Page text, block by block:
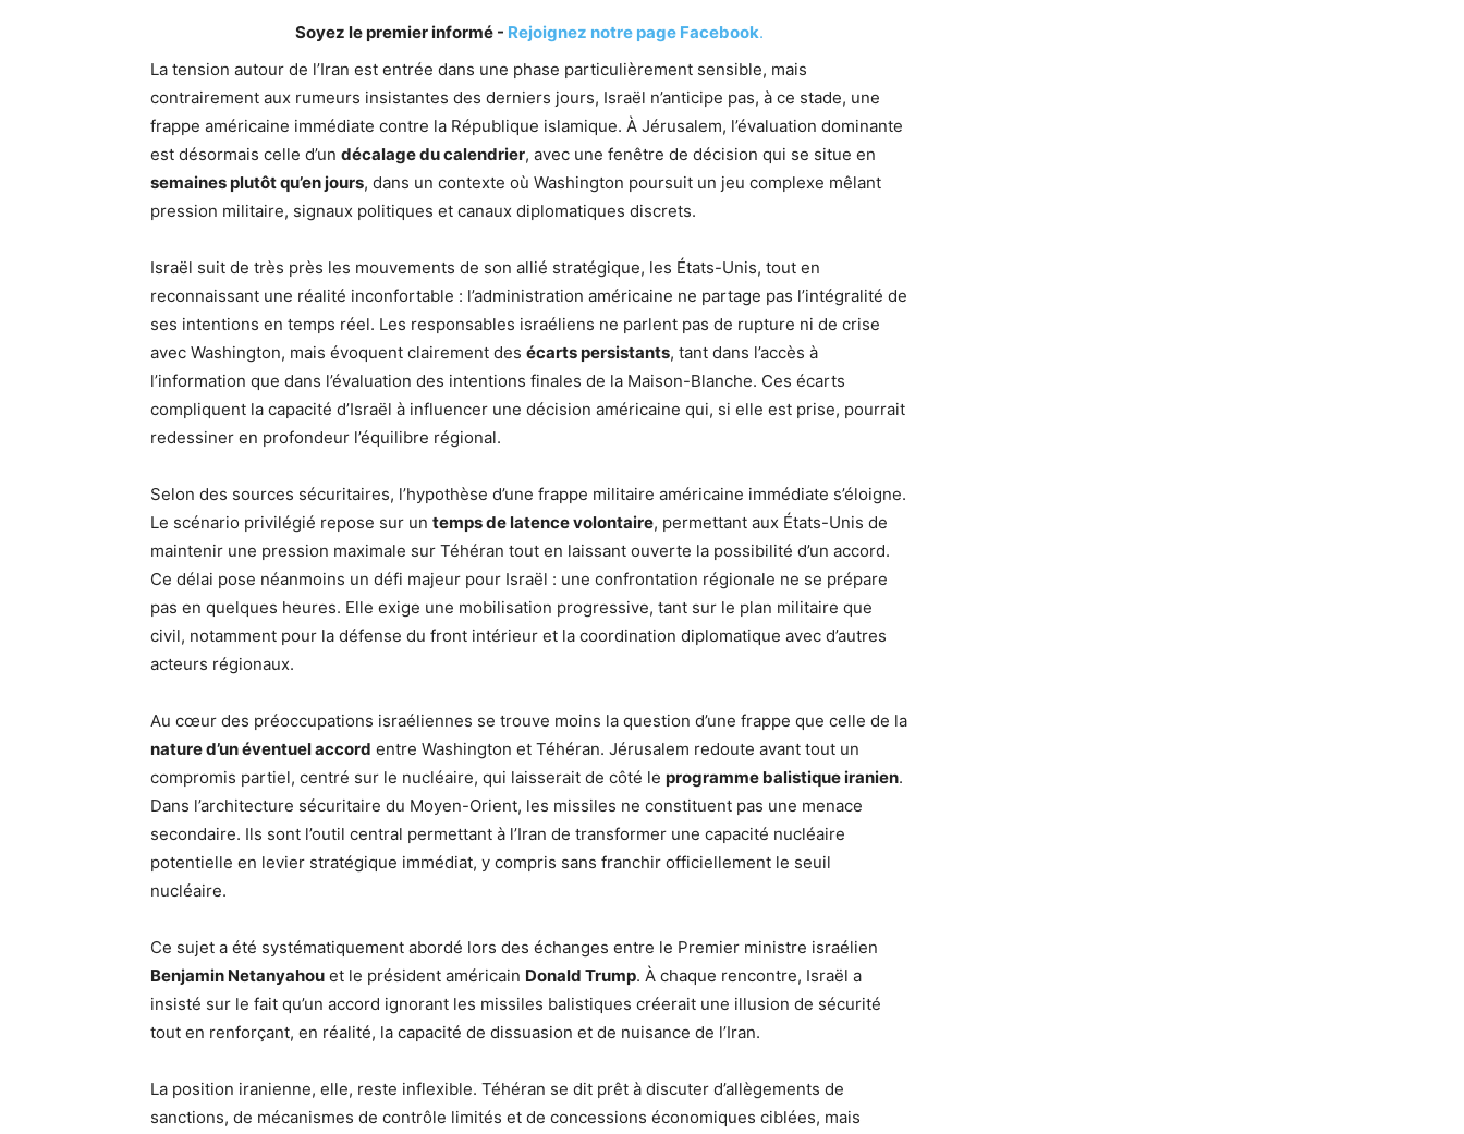
Soyez le premier informé - Rejoignez notre page Facebook.
La tension autour de l’Iran est entrée dans une phase particulièrement sensible, mais
contrairement aux rumeurs insistantes des derniers jours, Israël n’anticipe pas, à ce stade, une
frappe américaine immédiate contre la République islamique. À Jérusalem, l’évaluation dominante
est désormais celle d’un décalage du calendrier, avec une fenêtre de décision qui se situe en
semaines plutôt qu’en jours, dans un contexte où Washington poursuit un jeu complexe mêlant
pression militaire, signaux politiques et canaux diplomatiques discrets.
Israël suit de très près les mouvements de son allié stratégique, les États-Unis, tout en
reconnaissant une réalité inconfortable : l’administration américaine ne partage pas l’intégralité de
ses intentions en temps réel. Les responsables israéliens ne parlent pas de rupture ni de crise
avec Washington, mais évoquent clairement des écarts persistants, tant dans l’accès à
l’information que dans l’évaluation des intentions finales de la Maison-Blanche. Ces écarts
compliquent la capacité d’Israël à influencer une décision américaine qui, si elle est prise, pourrait
redessiner en profondeur l’équilibre régional.
Selon des sources sécuritaires, l’hypothèse d’une frappe militaire américaine immédiate s’éloigne.
Le scénario privilégié repose sur un temps de latence volontaire, permettant aux États-Unis de
maintenir une pression maximale sur Téhéran tout en laissant ouverte la possibilité d’un accord.
Ce délai pose néanmoins un défi majeur pour Israël : une confrontation régionale ne se prépare
pas en quelques heures. Elle exige une mobilisation progressive, tant sur le plan militaire que
civil, notamment pour la défense du front intérieur et la coordination diplomatique avec d’autres
acteurs régionaux.
Au cœur des préoccupations israéliennes se trouve moins la question d’une frappe que celle de la
nature d’un éventuel accord entre Washington et Téhéran. Jérusalem redoute avant tout un
compromis partiel, centré sur le nucléaire, qui laisserait de côté le programme balistique iranien.
Dans l’architecture sécuritaire du Moyen-Orient, les missiles ne constituent pas une menace
secondaire. Ils sont l’outil central permettant à l’Iran de transformer une capacité nucléaire
potentielle en levier stratégique immédiat, y compris sans franchir officiellement le seuil
nucléaire.
Ce sujet a été systématiquement abordé lors des échanges entre le Premier ministre israélien
Benjamin Netanyahou et le président américain Donald Trump. À chaque rencontre, Israël a
insisté sur le fait qu’un accord ignorant les missiles balistiques créerait une illusion de sécurité
tout en renforçant, en réalité, la capacité de dissuasion et de nuisance de l’Iran.
La position iranienne, elle, reste inflexible. Téhéran se dit prêt à discuter d’allègements de
sanctions, de mécanismes de contrôle limités et de concessions économiques ciblées, mais